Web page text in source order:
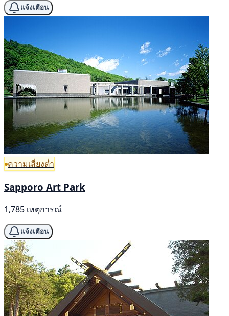
แจ้งเตือน
ความเสี่ยงต่ำ
Sapporo Art Park
1,785 เหตุการณ์
แจ้งเตือน